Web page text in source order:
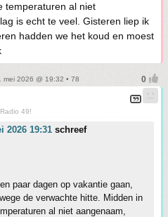
temperaturen al niet
is echt te veel. Gisteren liep ik
hadden we het koud en moest
mei 2026 @ 19:32 • 78
49!
2026 19:31 schreef
paar dagen op vakantie gaan,
de verwachte hitte. Midden in
al niet aangenaam,